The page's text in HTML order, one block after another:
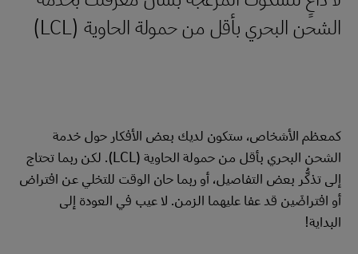
الشحن البحري بأقل من حمولة الحاوية (LCL)
كمعظم الأشخاص، ستكون لديك بعض الأفكار حول خدمة
الشحن البحري بأقل من حمولة الحاوية (LCL). لكن ربما تحتاج
إلى تذكُّر بعض التفاصيل، أو ربما حان الوقت للتخلي عن افتراض
أو افتراضَين قد عفا عليهما الزمن. لا عيب في العودة إلى
البداية!